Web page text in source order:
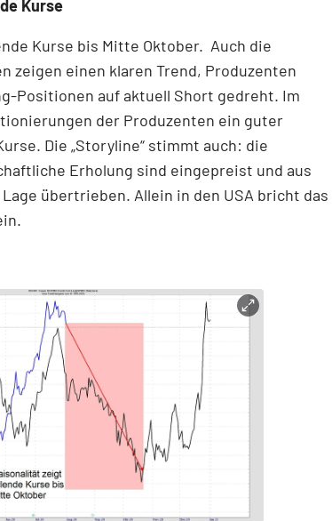
Kurse
Kurse bis Mitte Oktober. Auch die
zeigen einen klaren Trend, Produzenten
Positionen auf aktuell Short gedreht. Im
der Produzenten ein guter
Die „Storyline“ stimmt auch: die
Erholung sind eingepreist und aus
übertrieben. Allein in den USA bricht das